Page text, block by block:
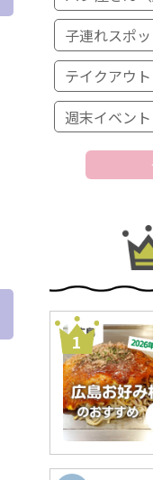
子連れスポ
テイクアウ
週末イベント